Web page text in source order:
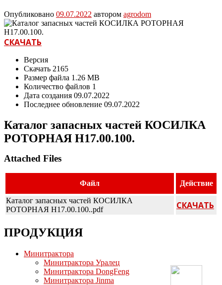
Опубликовано 09.07.2022 автором agrodom
СКАЧАТЬ
Версия
Скачать 2165
Размер файла 1.26 MB
Количество файлов 1
Дата создания 09.07.2022
Последнее обновление 09.07.2022
Каталог запасных частей КОСИЛКА
РОТОРНАЯ Н17.00.100.
Attached Files
Файл Действие
Каталог запасных частей КОСИЛКА
РОТОРНАЯ Н17.00.100..pdf
СКАЧАТЬ
ПРОДУКЦИЯ
Минитрактора
Минитрактора Уралец
Минитрактора DongFeng
Минитрактора Jinma